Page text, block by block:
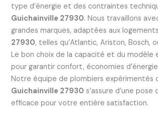
type d’énergie et des contraintes
Guichainville 27930. Nous travaillons
grandes marques, adaptées aux
27930, telles qu’Atlantic, Ariston, Bosch,
Le bon choix de la capacité et du modèle
pour garantir confort, économies
Notre équipe de plombiers expérimentés
Guichainville 27930 s’assure d’une
efficace pour votre entière satisfaction.